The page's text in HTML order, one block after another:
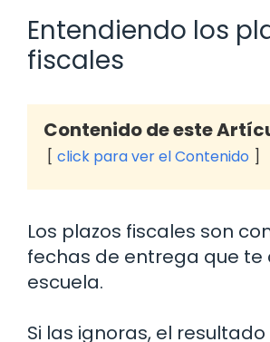
Entendiendo los
fiscales
Contenido de este
click para ver el Contenido
Los plazos fiscales son
fechas de entrega que te
escuela.
Si las ignoras, el